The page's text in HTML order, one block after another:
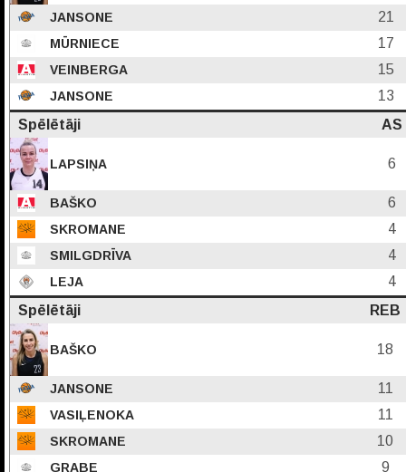
JANSONE 21
MŪRNIECE 17
VEINBERGA 15
JANSONE
13
Spēlētāji
AS
LAPSIŅA 6
BAŠKO 6
SKROMANE 4
SMILGDRĪVA 4
LEJA
4
Spēlētāji
REB
BAŠKO 18
JANSONE 11
VASIĻENOKA 11
SKROMANE 10
GRABE
9